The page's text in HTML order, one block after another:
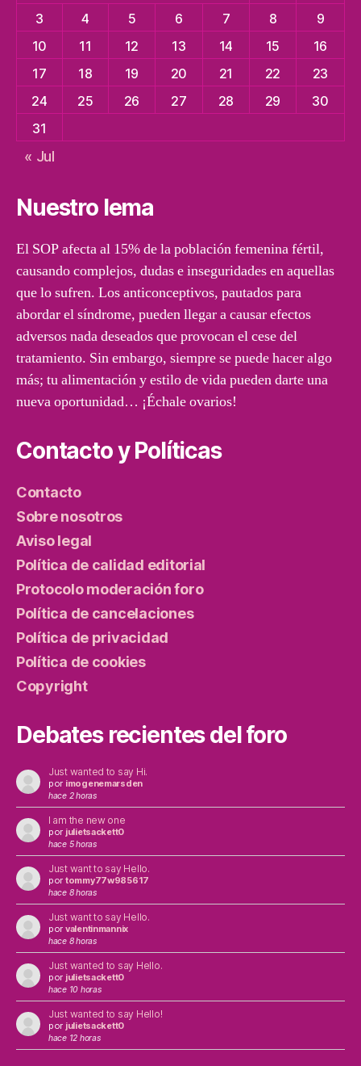
3
4 5 6 7 8
9
10
11 12 13 14 15
16
17
18 19 20 21 22
23
24
25 26 27 28 29
30
31
« Jul
Nuestro lema
El SOP afecta al 15% de la población femenina fértil,
causando complejos, dudas e inseguridades en aquellas
que lo sufren. Los anticonceptivos, pautados para
abordar el síndrome, pueden llegar a causar efectos
adversos nada deseados que provocan el cese del
tratamiento. Sin embargo, siempre se puede hacer algo
más; tu alimentación y estilo de vida pueden darte una
nueva oportunidad… ¡Échale ovarios!
Contacto y Políticas
Contacto
Sobre nosotros
Aviso legal
Política de calidad editorial
Protocolo moderación foro
Política de cancelaciones
Política de privacidad
Política de cookies
Copyright
Debates recientes del foro
Just wanted to say Hi.
por imogenemarsden
hace 2 horas
I am the new one
por julietsackett0
hace 5 horas
Just want to say Hello.
por tommy77w985617
hace 8 horas
Just want to say Hello.
por valentinmannix
hace 8 horas
Just wanted to say Hello.
por julietsackett0
hace 10 horas
Just wanted to say Hello!
por julietsackett0
hace 12 horas